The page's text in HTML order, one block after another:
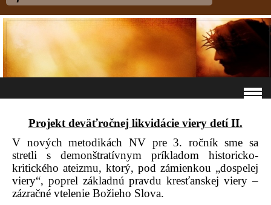
Projekt deväťročnej likvidácie viery detí II.
V nových metodikách NV pre 3. ročník sme sa
stretli s demonštratívnym príkladom historicko-
kritického ateizmu, ktorý, pod zámienkou „dospelej
viery“, poprel základnú pravdu kresťanskej viery –
zázračné vtelenie Božieho Slova.